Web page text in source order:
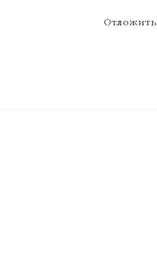
Отложить